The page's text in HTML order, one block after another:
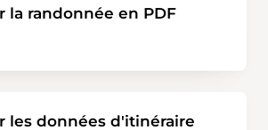
la randonnée en PDF
les données d'itinéraire